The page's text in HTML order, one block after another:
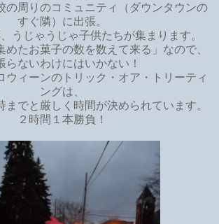
の周りのコミュニティ（ダウンタウンの
すぐ隣）に出張。
うじゃうじゃ子供たちが集まります。
めたお菓子の数を数えて来る」なので、
らないわけにはいかない！
ウィーンのトリック・オア・トリーティ
ングは、
までと厳しく時間が決められています。
２時間１本勝負！